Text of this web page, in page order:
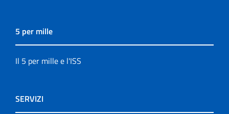
5 per mille
Il 5 per mille e l'ISS
SERVIZI